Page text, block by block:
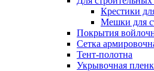
Крестики
Мешки для
Покрытия
Сетка
Тент-полотна
Укрывочная